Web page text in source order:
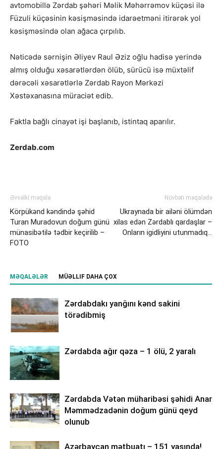
avtomobillə Zərdab şəhəri Məlik Məhərrəmov küçəsi ilə
Füzuli küçəsinin kəsişməsində idarəetməni itirərək yol
kəsişməsində olan ağaca çırpılıb.
Nəticədə sərnişin Əliyev Raul Əziz oğlu hadisə yerində
almış olduğu xəsarətlərdən ölüb, sürücü isə müxtəlif
dərəcəli xəsarətlərlə Zərdab Rayon Mərkəzi
Xəstəxanasına müraciət edib.
Faktla bağlı cinayət işi başlanıb, istintaq aparılır.
Zerdab.com
Əvvəlki məqalə
Körpükənd kəndində şəhid
Turan Muradovun doğum günü
münasibətilə tədbir keçirilib –
FOTO
Növbəti məqalədə
Ukraynada bir ailəni ölümdən
xilas edən Zərdablı qardaşlar –
Onların igidliyini utunmadıq…
MƏQALƏLƏR MÜƏLLIF DAHA ÇOX
Zərdabdakı yanğını kənd sakini
törədibmiş
Zərdabda ağır qəza – 1 ölü, 2 yaralı
Zərdabda Vətən müharibəsi şəhidi Anar
Məmmədzadənin doğum günü qeyd
olunub
Azərbaycan mətbuatı – 151 yaşında!